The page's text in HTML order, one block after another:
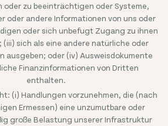
oder zu beeinträchtigen oder Systeme,
oder andere Informationen von uns oder
oder sich unbefugt Zugang zu ihnen
(iii) sich als eine andere natürliche oder
ausgeben; oder (iv) Ausweisdokumente
Finanzinformationen von Dritten
enthalten.
(i) Handlungen vorzunehmen, die (nach
Ermessen) eine unzumutbare oder
große Belastung unserer Infrastruktur